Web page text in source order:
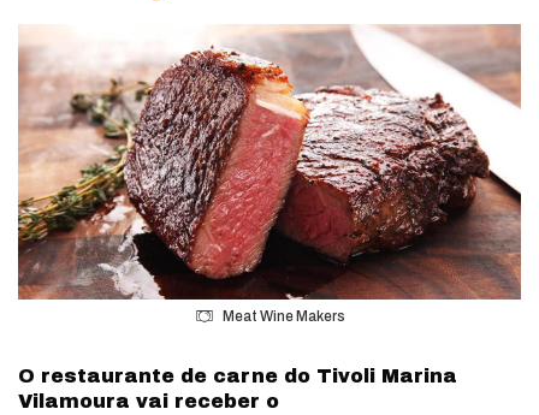
Meat Wine Makers
O restaurante de carne do Tivoli Marina
Vilamoura vai receber o